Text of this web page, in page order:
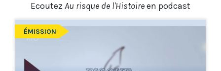
Ecoutez Au risque de l'Histoireen podcast
ÉMISSION